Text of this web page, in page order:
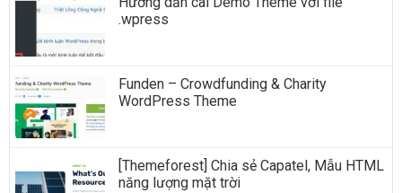
.wpress
Funden – Crowdfunding & Charity
WordPress Theme
[Themeforest] Chia sẻ Capatel, Mẫu HTML
năng lượng mặt trời